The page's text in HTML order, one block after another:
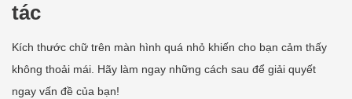
tác
Kích thước chữ trên màn hình quá nhỏ khiến cho bạn cảm thấy
không thoải mái. Hãy làm ngay những cách sau để giải quyết
ngay vấn đề của bạn!